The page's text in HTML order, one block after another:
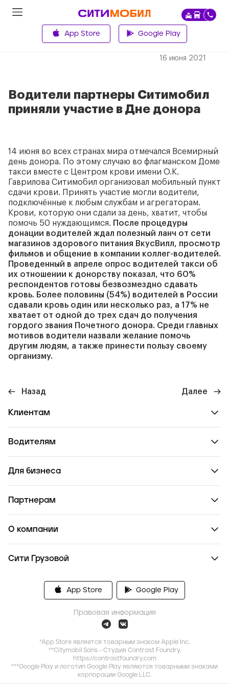
App Store Google Play
июня
16 2021
Водители партнеры Ситимобил
приняли участие в Дне донора
14 июня во всех странах мира отмечался Всемирный
день донора. По этому случаю во флагманском Доме
такси вместе с Центром крови имени О.К.
Гаврилова Ситимобил организовал мобильный пункт
сдачи крови. Принять участие могли водители,
подключённые к любым службам и агрегаторам.
Крови, которую они сдали за день, хватит, чтобы
помочь 50 нуждающимся. После процедуры
донации водителей ждал полезный ланч от сети
магазинов здорового питания ВкусВилл, просмотр
фильмов и общение в компании коллег-водителей.
Проведенный в апреле опрос водителей такси об
их отношении к донорству показал, что 60%
респондентов готовы безвозмездно сдавать
кровь. Более половины (54%) водителей в России
сдавали кровь один или несколько раз, а 17% не
хватает от одной до трех сдач до получения
гордого звания Почетного донора. Среди главных
мотивов водители назвали желание помочь
другим людям, а также принести пользу своему
организму.
Назад Далее
Клиентам
Водителям
Для бизнеса
Партнерам
О компании
Сити Грузовой
App Store Google Play
Правовая информация
*App Store является товарным знаком Apple Inc.
**Citymobil Sans - Студия Contrast Foundry,
https://contrastfoundry.com
***Google Play и логотип Google Play являются товарными знаками
корпорации Google LLC.